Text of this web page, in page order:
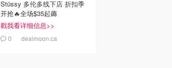
Stüssy 多伦多线下店 折扣季
开抢🔥全场$35起薅
戳我看详细信息>>
0 dealmoon.ca